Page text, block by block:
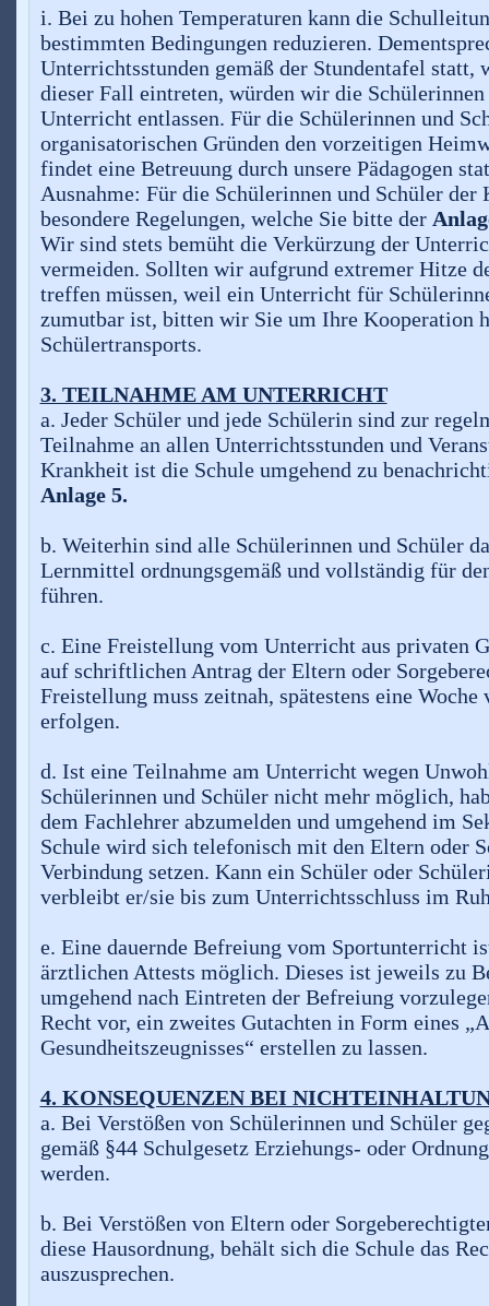
i. Bei zu hohen Temperaturen kann die
bestimmten Bedingungen reduzieren.
Unterrichtsstunden gemäß der Stundentafel statt,
dieser Fall eintreten, würden wir die Schülerinnen
Unterricht entlassen. Für die Schülerinnen und
organisatorischen Gründen den vorzeitigen
findet eine Betreuung durch unsere Pädagogen
Ausnahme: Für die Schülerinnen und Schüler der
besondere Regelungen, welche Sie bitte der
Wir sind stets bemüht die Verkürzung der
vermeiden. Sollten wir aufgrund extremer Hitze
treffen müssen, weil ein Unterricht für
zumutbar ist, bitten wir Sie um Ihre Kooperation
Schülertransports.
3. TEILNAHME AM UNTERRICHT
a. Jeder Schüler und jede Schülerin sind zur
Teilnahme an allen Unterrichtsstunden und
Krankheit ist die Schule umgehend zu
Anlage 5.
b. Weiterhin sind alle Schülerinnen und Schüler
Lernmittel ordnungsgemäß und vollständig für
führen.
c. Eine Freistellung vom Unterricht aus privaten
auf schriftlichen Antrag der Eltern oder
Freistellung muss zeitnah, spätestens eine
erfolgen.
d. Ist eine Teilnahme am Unterricht wegen
Schülerinnen und Schüler nicht mehr möglich,
dem Fachlehrer abzumelden und umgehend im
Schule wird sich telefonisch mit den Eltern oder
Verbindung setzen. Kann ein Schüler oder
verbleibt er/sie bis zum Unterrichtsschluss im
e. Eine dauernde Befreiung vom Sportunterricht
ärztlichen Attests möglich. Dieses ist jeweils zu
umgehend nach Eintreten der Befreiung
Recht vor, ein zweites Gutachten in Form eines
Gesundheitszeugnisses“ erstellen zu lassen.
4. KONSEQUENZEN BEI
a. Bei Verstößen von Schülerinnen und Schüler
gemäß §44 Schulgesetz Erziehungs- oder
werden.
b. Bei Verstößen von Eltern oder
diese Hausordnung, behält sich die Schule das
auszusprechen.